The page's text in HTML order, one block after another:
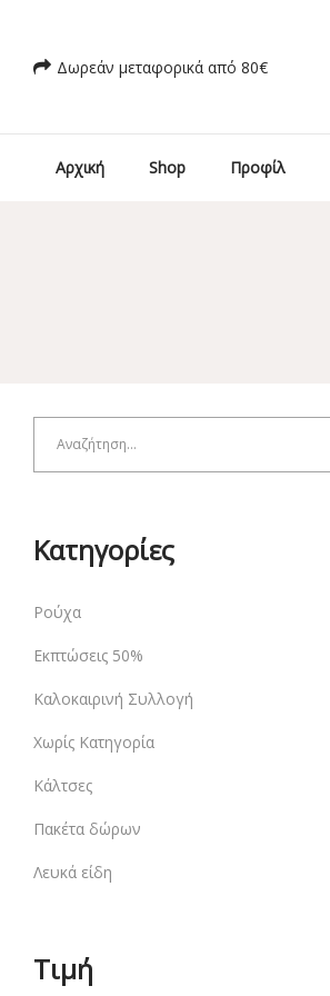
Δωρεάν μεταφορικά από 80€
Αρχική Shop Προφίλ
Κατηγορίες
Ρούχα
Εκπτώσεις 50%
Καλοκαιρινή Συλλογή
Χωρίς Κατηγορία
Κάλτσες
Πακέτα δώρων
Λευκά είδη
Τιμή